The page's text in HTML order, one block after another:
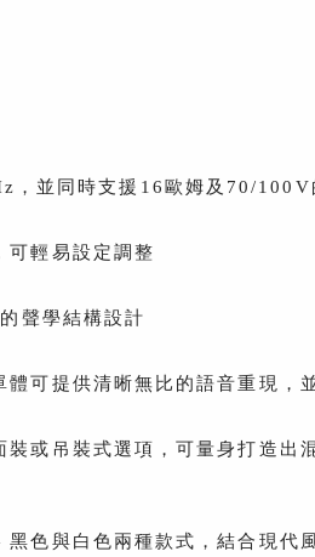
並同時支援16歐姆及70/100V
輕易設定調整
聲學結構設計
可提供清晰無比的語音重現，
或吊裝式選項，可量身打造
色與白色兩種款式，結合現代